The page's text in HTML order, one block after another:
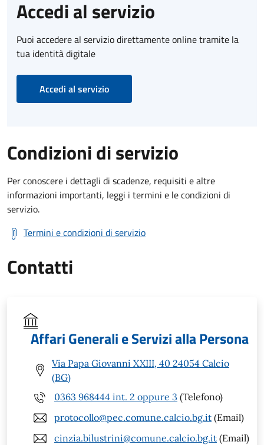
Accedi al servizio
Puoi accedere al servizio direttamente online tramite la
tua identità digitale
Accedi al servizio
Condizioni di servizio
Per conoscere i dettagli di scadenze, requisiti e altre
informazioni importanti, leggi i termini e le condizioni di
servizio.
Termini e condizioni di servizio
Contatti
Affari Generali e Servizi alla Persona
Via Papa Giovanni XXIII, 40 24054 Calcio
(BG)
0363 968444 int. 2 oppure 3 (Telefono)
protocollo@pec.comune.calcio.bg.it (Email)
cinzia.bilustrini@comune.calcio.bg.it (Email)